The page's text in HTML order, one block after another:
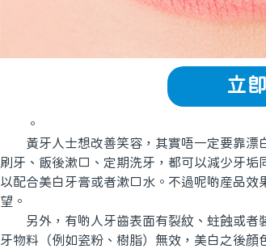
立
。
黃牙人士想改善笑容，其實唔一定要靠漂
刷牙、飯後漱口、定期洗牙，都可以減少牙
以配合美白牙膏或者漱口水。不過呢啲産品
望。
另外，有啲人牙齒表面有裂紋、蛀蝕或者
牙物料（例如瓷粉、樹脂）無效，美白之後